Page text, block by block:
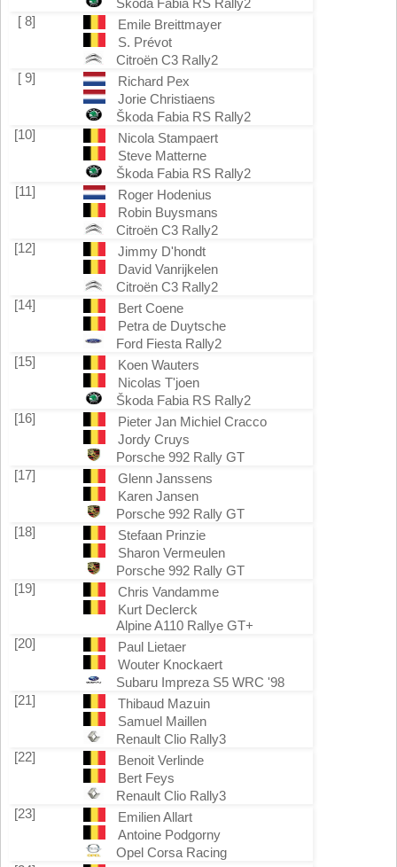
Škoda Fabia RS Rally2
[ 8]
Emile Breittmayer
S. Prévot
Citroën C3 Rally2
[ 9]
Richard Pex
Jorie Christiaens
Škoda Fabia RS Rally2
[10]
Nicola Stampaert
Steve Matterne
Škoda Fabia RS Rally2
[11]
Roger Hodenius
Robin Buysmans
Citroën C3 Rally2
[12]
Jimmy D'hondt
David Vanrijkelen
Citroën C3 Rally2
[14]
Bert Coene
Petra de Duytsche
Ford Fiesta Rally2
[15]
Koen Wauters
Nicolas T'joen
Škoda Fabia RS Rally2
[16]
Pieter Jan Michiel Cracco
Jordy Cruys
Porsche 992 Rally GT
[17]
Glenn Janssens
Karen Jansen
Porsche 992 Rally GT
[18]
Stefaan Prinzie
Sharon Vermeulen
Porsche 992 Rally GT
[19]
Chris Vandamme
Kurt Declerck
Alpine A110 Rallye GT+
[20]
Paul Lietaer
Wouter Knockaert
Subaru Impreza S5 WRC '98
[21]
Thibaud Mazuin
Samuel Maillen
Renault Clio Rally3
[22]
Benoit Verlinde
Bert Feys
Renault Clio Rally3
[23]
Emilien Allart
Antoine Podgorny
Opel Corsa Racing